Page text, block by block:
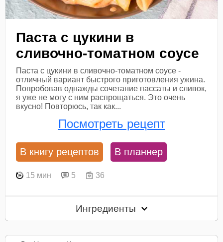
Паста с цукини в
сливочно-томатном соусе
Паста с цукини в сливочно-томатном соусе -
отличный вариант быстрого приготовления ужина.
Попробовав однажды сочетание пассаты и сливок,
я уже не могу с ним распрощаться. Это очень
вкусно! Повторюсь, так как...
Посмотреть рецепт
В книгу рецептов В планнер
15 мин 5 36
Ингредиенты